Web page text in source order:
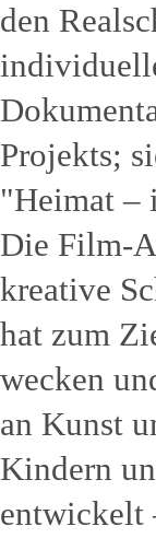
den
Projekts;
"Heimat –
Die Film-
kreative
hat zum
wecken
an Kunst
Kindern
entwickelt